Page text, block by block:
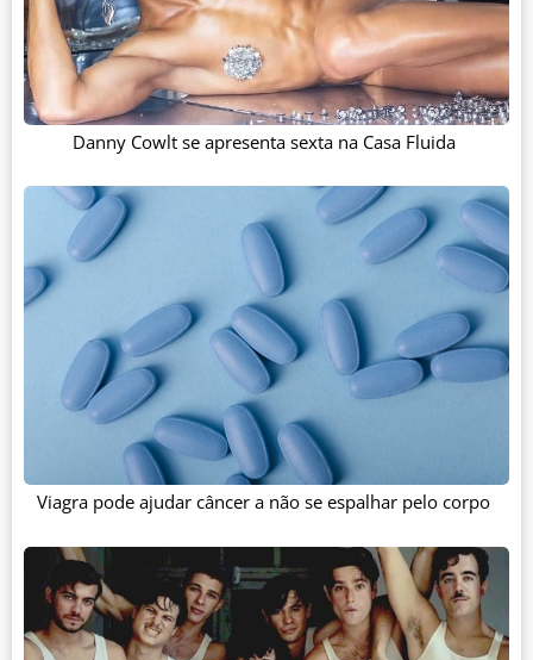
Danny Cowlt se apresenta sexta na Casa Fluida
Viagra pode ajudar câncer a não se espalhar pelo corpo